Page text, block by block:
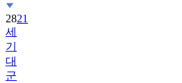
2821
세
기
대
군